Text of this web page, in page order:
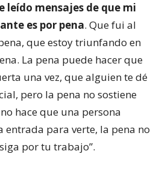
leído mensajes de que mi
es por pena. Que fui al
que estoy triunfando en
La pena puede hacer que
una vez, que alguien te dé
pero la pena no sostiene
hace que una persona
entrada para verte, la pena no
por tu trabajo”.